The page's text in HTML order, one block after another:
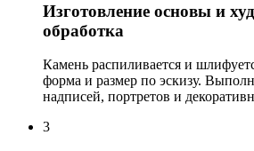
Изготовление основы и
обработка
Камень распиливается и
форма и размер по эскизу.
надписей, портретов и
3